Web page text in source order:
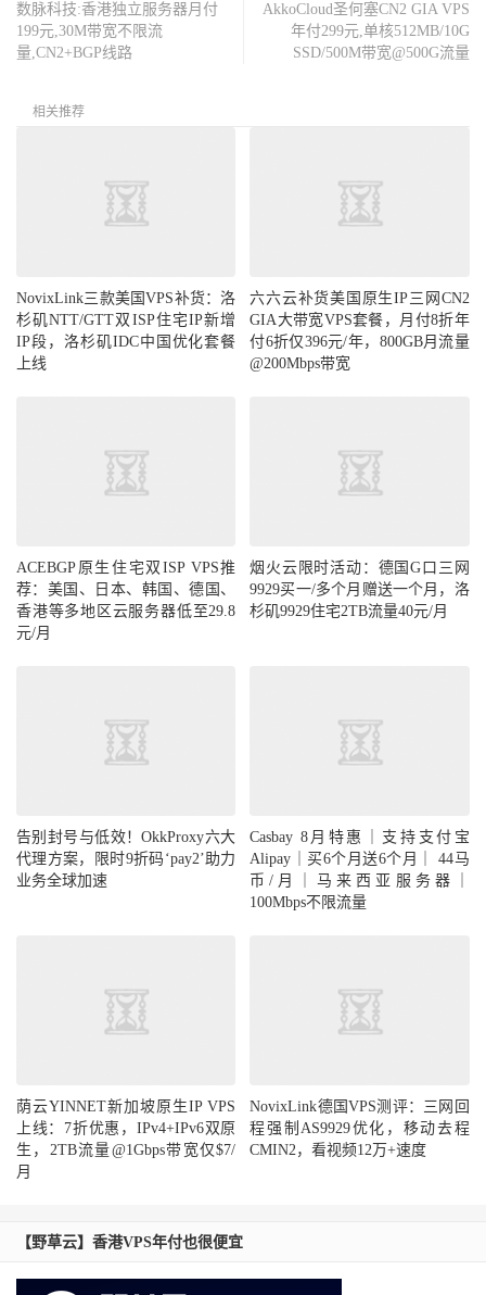
数脉科技:香港独立服务器月付
199元,30M带宽不限流
量,CN2+BGP线路
AkkoCloud圣何塞CN2 GIA VPS
年付299元,单核512MB/10G
SSD/500M带宽@500G流量
相关推荐
NovixLink三款美国VPS补货：洛
杉矶NTT/GTT双ISP住宅IP新增
IP段，洛杉矶IDC中国优化套餐
上线
六六云补货美国原生IP三网CN2
GIA大带宽VPS套餐，月付8折年
付6折仅396元/年，800GB月流量
@200Mbps带宽
ACEBGP原生住宅双ISP VPS推
荐：美国、日本、韩国、德国、
香港等多地区云服务器低至29.8
元/月
烟火云限时活动：德国G口三网
9929买一/多个月赠送一个月，洛
杉矶9929住宅2TB流量40元/月
告别封号与低效！OkkProxy六大
代理方案，限时9折码‘pay2’助力
业务全球加速
Casbay 8月特惠｜支持支付宝
Alipay｜买6个月送6个月｜ 44马
币/月｜马来西亚服务器｜
100Mbps不限流量
荫云YINNET新加坡原生IP VPS
上线：7折优惠，IPv4+IPv6双原
生，2TB流量@1Gbps带宽仅$7/
月
NovixLink德国VPS测评：三网回
程强制AS9929优化，移动去程
CMIN2，看视频12万+速度
【野草云】香港VPS年付也很便宜